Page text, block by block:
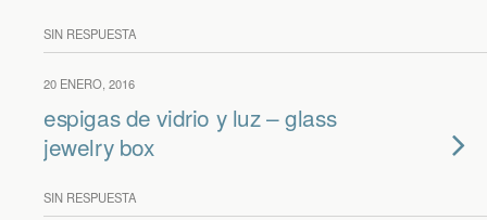
SIN RESPUESTA
20 ENERO, 2016
espigas de vidrio y luz – glass
jewelry box
SIN RESPUESTA